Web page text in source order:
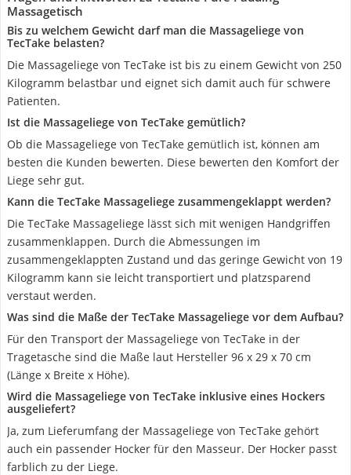
Massagetisch
Bis zu welchem Gewicht darf man die Massageliege von
TecTake belasten?
Die Massageliege von TecTake ist bis zu einem Gewicht von 250
Kilogramm belastbar und eignet sich damit auch für schwere
Patienten.
Ist die Massageliege von TecTake gemütlich?
Ob die Massageliege von TecTake gemütlich ist, können am
besten die Kunden bewerten. Diese bewerten den Komfort der
Liege sehr gut.
Kann die TecTake Massageliege zusammengeklappt werden?
Die TecTake Massageliege lässt sich mit wenigen Handgriffen
zusammenklappen. Durch die Abmessungen im
zusammengeklappten Zustand und das geringe Gewicht von 19
Kilogramm kann sie leicht transportiert und platzsparend
verstaut werden.
Was sind die Maße der TecTake Massageliege vor dem Aufbau?
Für den Transport der Massageliege von TecTake in der
Tragetasche sind die Maße laut Hersteller 96 x 29 x 70 cm
(Länge x Breite x Höhe).
Wird die Massageliege von TecTake inklusive eines Hockers
ausgeliefert?
Ja, zum Lieferumfang der Massageliege von TecTake gehört
auch ein passender Hocker für den Masseur. Der Hocker passt
farblich zu der Liege.